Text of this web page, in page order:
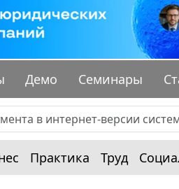
Демо Семинары
Практика Труд